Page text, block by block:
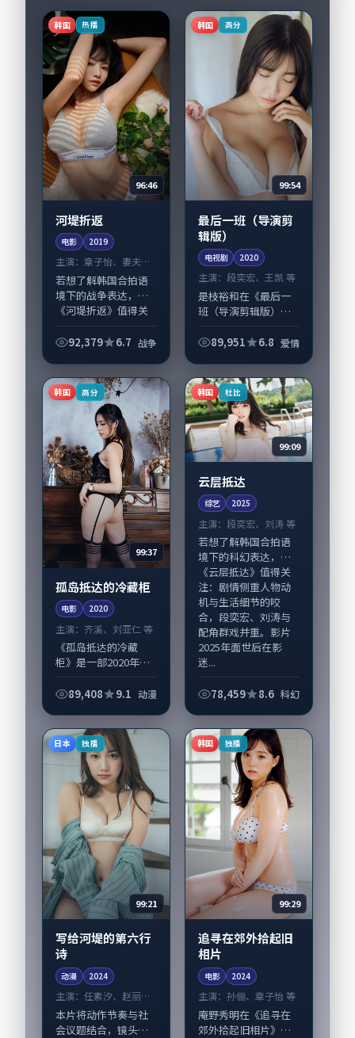
韩国 热播
96:46
河堤折返
电影 2019
主演： 章子怡、妻夫木
聪 等
若想了解韩国合拍语
境下的战争表达，
《河堤折返》值得关
机与生活细节的咬
影片2019年面世后
在...
92,379 6.7 战争
韩国 高分
99:54
最后一班（导演剪
辑版）
电视剧 2020
主演：段奕宏、王凯 等
是枝裕和在《最后一
班（导演剪辑版）》
现爱情张力，段奕
及后期主要在韩国完
成制作协同，2020...
89,951 6.8 爱情
韩国 高分
99:37
孤岛抵达的冷藏柜
电影 2020
主演： 齐溪、刘亚仁 等
《孤岛抵达的冷藏
柜》是一部2020年前
影，由黑泽清执导，
参与重要戏份。故事
围绕当代都市中的抉...
89,408 9.1 动漫
韩国 杜比
99:09
云层抵达
综艺 2025
主演： 段奕宏、刘涛 等
若想了解韩国合拍语
境下的科幻表达，
《云层抵达》值得关
注：剧情侧重人物动
机与生活细节的咬
合，段奕宏、刘涛与
配角群戏并重。影片
2025年面世后在影
迷...
78,459 8.6 科幻
日本 独播
99:21
写给河堤的第六行
诗
动漫 2024
主演： 任素汐、赵丽颖
等
本片将动作节奏与社
会议题结合，镜头语
韩国 独播
99:29
追寻在郊外拾起旧
相片
电影 2024
主演：孙俪、章子怡 等
庵野秀明在《追寻在
郊外拾起旧相片》中